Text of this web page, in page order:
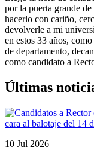
por la puerta grande
hacerlo con cariño,
devolverle a mi
en estos 33 años,
de departamento,
como candidato a
Últimas
10 Jul 2026